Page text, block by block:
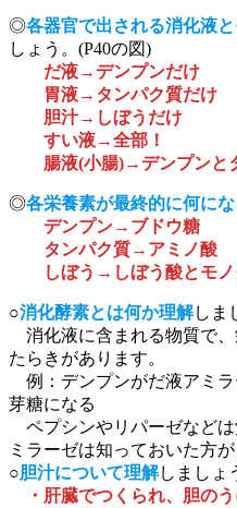
◎各器官で出される消化液
しょう。(P40の図)
だ液→デンプンだけ
胃液→タンパク質だけ
胆汁→しぼうだけ
すい液→全部！
腸液(小腸)→デンプンと
◎各栄養素が最終的に何にな
デンプン→ブドウ糖
タンパク質→アミノ酸
しぼう→しぼう酸とモノ
○消化酵素とは何か理解しま
消化液に含まれる物質で
たらきがあります。
例：デンプンがだ液アミ
芽糖になる
ペプシンやリパーゼなど
ミラーゼは知っておいた方が
○胆汁について理解しましょ
・肝臓でつくられ、胆の